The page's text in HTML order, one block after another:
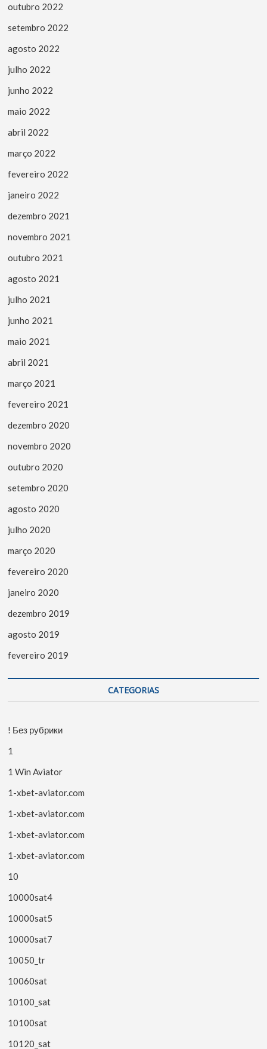
outubro 2022
setembro 2022
agosto 2022
julho 2022
junho 2022
maio 2022
abril 2022
março 2022
fevereiro 2022
janeiro 2022
dezembro 2021
novembro 2021
outubro 2021
agosto 2021
julho 2021
junho 2021
maio 2021
abril 2021
março 2021
fevereiro 2021
dezembro 2020
novembro 2020
outubro 2020
setembro 2020
agosto 2020
julho 2020
março 2020
fevereiro 2020
janeiro 2020
dezembro 2019
agosto 2019
fevereiro 2019
CATEGORIAS
! Без рубрики
1
1 Win Aviator
1-xbet-aviator.com
1-xbet-aviator.com
1-xbet-aviator.com
1-xbet-aviator.com
10
10000sat4
10000sat5
10000sat7
10050_tr
10060sat
10100_sat
10100sat
10120_sat